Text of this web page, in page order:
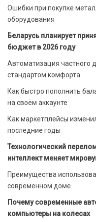
Ошибки при покупке
оборудования
Беларусь планирует
бюджет в 2026 году
Автоматизация частного
стандартом комфорта
Как быстро пополнить
на своём аккаунте
Как маркетплейсы
последние годы
Технологический
интеллект меняет
Преимущества
современном доме
Почему современные
компьютеры на колесах